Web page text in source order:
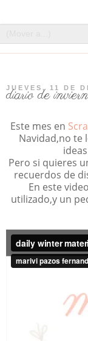
JUEVES, 11 DE
diario de
Este mes en
Navidad,no te
Pero si quieres
recuerdos de
En este
utilizado,y un